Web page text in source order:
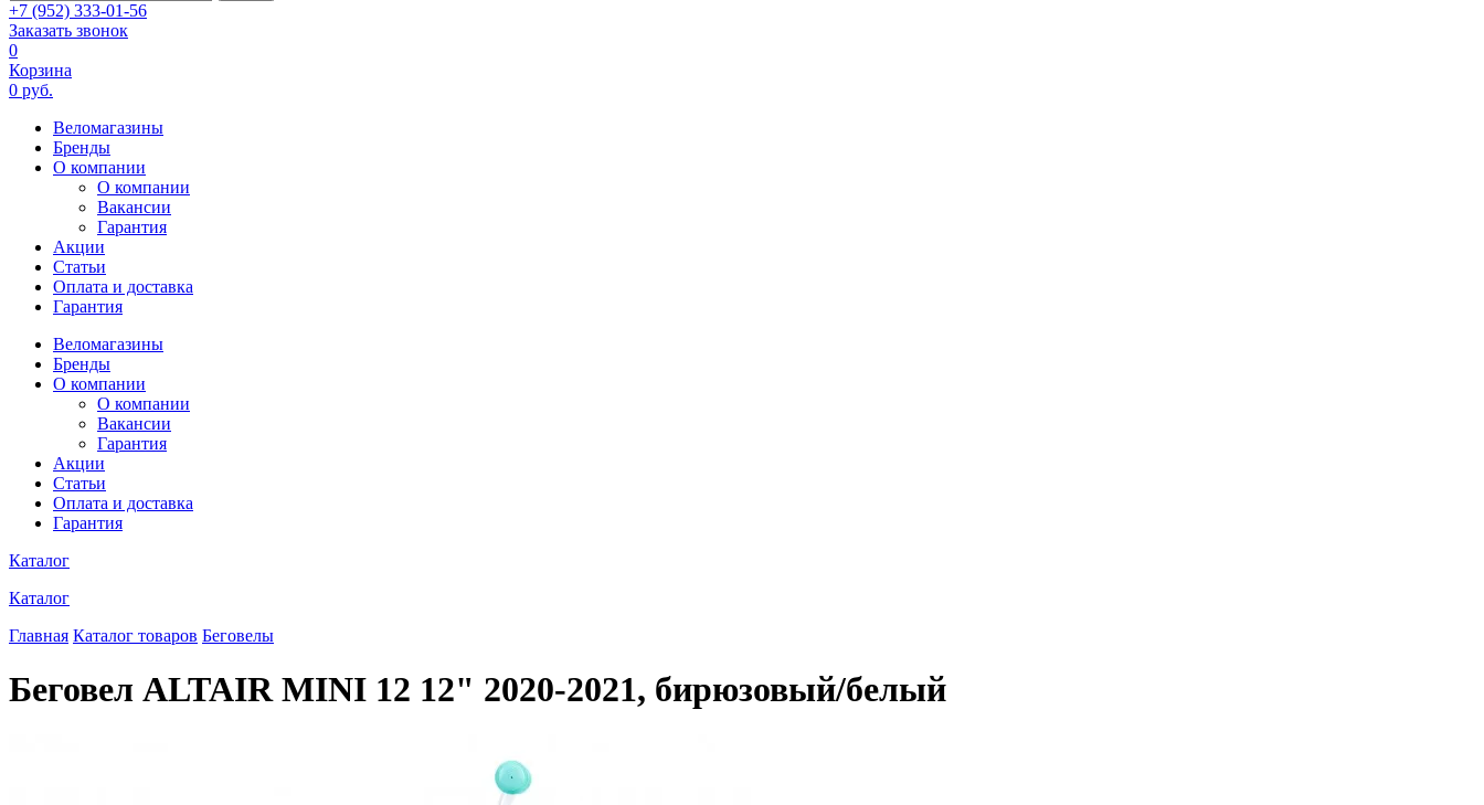
+7 (952) 333-01-56
Заказать звонок
0
Корзина
0 руб.
Веломагазины
Бренды
О компании
О компании
Вакансии
Гарантия
Акции
Статьи
Оплата и доставка
Гарантия
Веломагазины
Бренды
О компании
О компании
Вакансии
Гарантия
Акции
Статьи
Оплата и доставка
Гарантия
Каталог
Каталог
Главная Каталог товаров Беговелы
Беговел ALTAIR MINI 12 12" 2020-2021, бирюзовый/белый